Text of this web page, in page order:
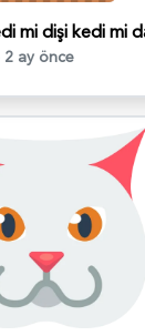
mi dişi kedi mi
ay önce